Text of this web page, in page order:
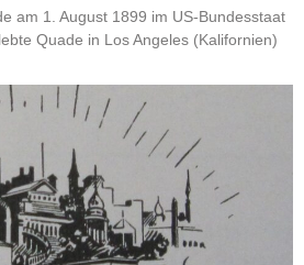
am 1. August 1899 im US-Bundesstaat
Quade in Los Angeles (Kalifornien)